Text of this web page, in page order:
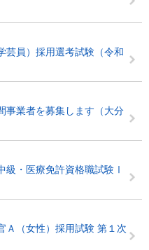
芸員）採用選考試験（令和
事業者を募集します（大分
級・医療免許資格職試験Ⅰ
Ａ（女性）採用試験 第１次